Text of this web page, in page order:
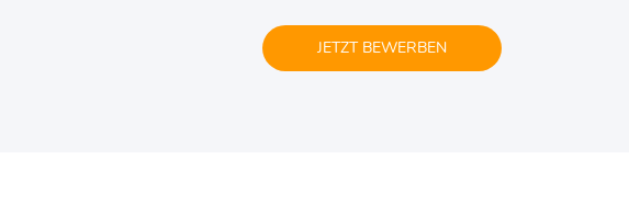
JETZT BEWERBEN